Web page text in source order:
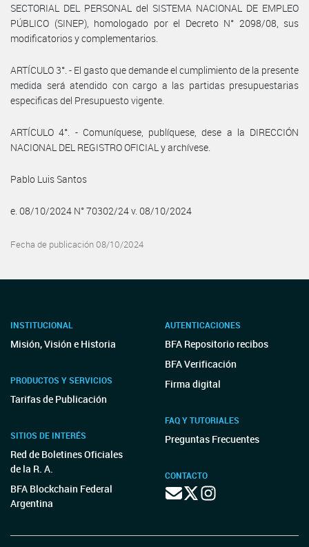
SECTORIAL DEL PERSONAL del SISTEMA NACIONAL DE EMPLEO
PÚBLICO (SINEP), homologado por el Decreto N° 2098/08, sus
modificatorios y complementarios.
ARTÍCULO 3°. - El gasto que demande el cumplimiento de la presente
medida será atendido con cargo a las partidas presupuestarias
especificas del Presupuesto vigente.
ARTÍCULO 4°. - Comuníquese, publíquese, dese a la DIRECCIÓN
NACIONAL DEL REGISTRO OFICIAL y archívese.
Pablo Luis Santos
e. 08/10/2024 N° 70302/24 v. 08/10/2024
Fecha de publicación 08/10/2024
INSTITUCIONAL
Misión, Visión e Historia
PRODUCTOS Y SERVICIOS
Tarifas de Publicación
SITIOS DE INTERÉS
Red de Boletines Oficiales
de la R. A.
BFA Blockchain Federal
Argentina
AUTENTICACIONES
BFA Repositorio recibos
BFA Verificación
Firma digital
FAQ Y TUTORIALES
Preguntas Frecuentes
CONTACTO